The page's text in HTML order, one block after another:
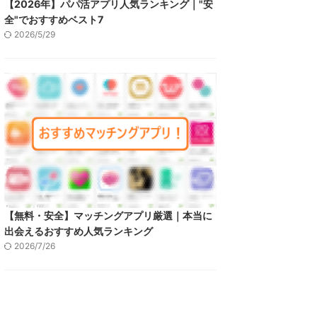
【2026年】パパ活アプリ人気ランキング｜"安
全"でおすすめベスト7
2026/5/29
【無料・安全】マッチングアプリ厳選｜本当に
出会えるおすすめ人気ランキング
2026/7/26